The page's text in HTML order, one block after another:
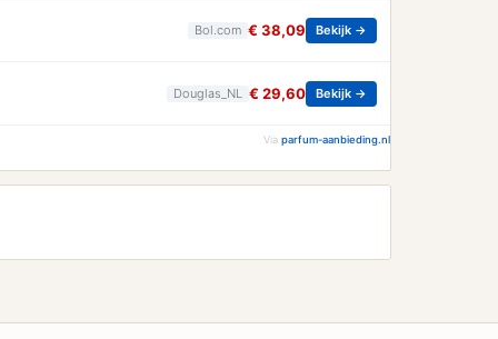
Bol.com € 38,09 Bekijk →
Douglas_NL € 29,60 Bekijk →
Via parfum-aanbieding.nl